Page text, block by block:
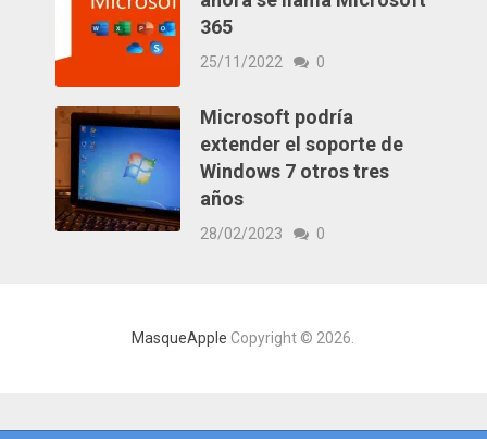
365
25/11/2022 0
Microsoft podría
extender el soporte de
Windows 7 otros tres
años
28/02/2023 0
MasqueApple Copyright © 2026.